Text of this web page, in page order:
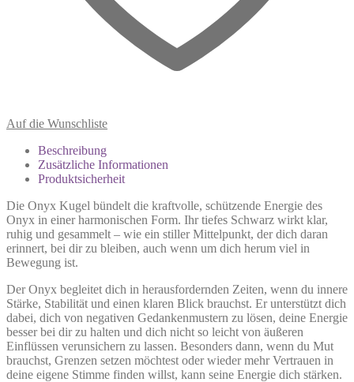
Auf die Wunschliste
Beschreibung
Zusätzliche Informationen
Produktsicherheit
Die Onyx Kugel bündelt die kraftvolle, schützende Energie des
Onyx in einer harmonischen Form. Ihr tiefes Schwarz wirkt klar,
ruhig und gesammelt – wie ein stiller Mittelpunkt, der dich daran
erinnert, bei dir zu bleiben, auch wenn um dich herum viel in
Bewegung ist.
Der Onyx begleitet dich in herausfordernden Zeiten, wenn du innere
Stärke, Stabilität und einen klaren Blick brauchst. Er unterstützt dich
dabei, dich von negativen Gedankenmustern zu lösen, deine Energie
besser bei dir zu halten und dich nicht so leicht von äußeren
Einflüssen verunsichern zu lassen. Besonders dann, wenn du Mut
brauchst, Grenzen setzen möchtest oder wieder mehr Vertrauen in
deine eigene Stimme finden willst, kann seine Energie dich stärken.